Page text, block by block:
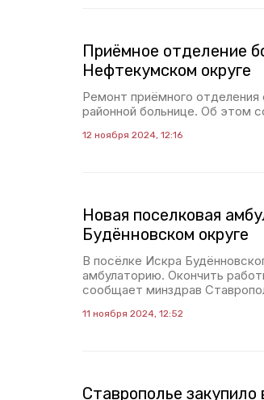
Приёмное отделение
Нефтекумском округе
Ремонт приёмного
районной больнице. Об этом
12 ноября 2024, 12:16
Новая поселковая
Будённовском округе
В посёлке Искра
амбулаторию. Окончить
сообщает минздрав
11 ноября 2024, 12:52
Ставрополье